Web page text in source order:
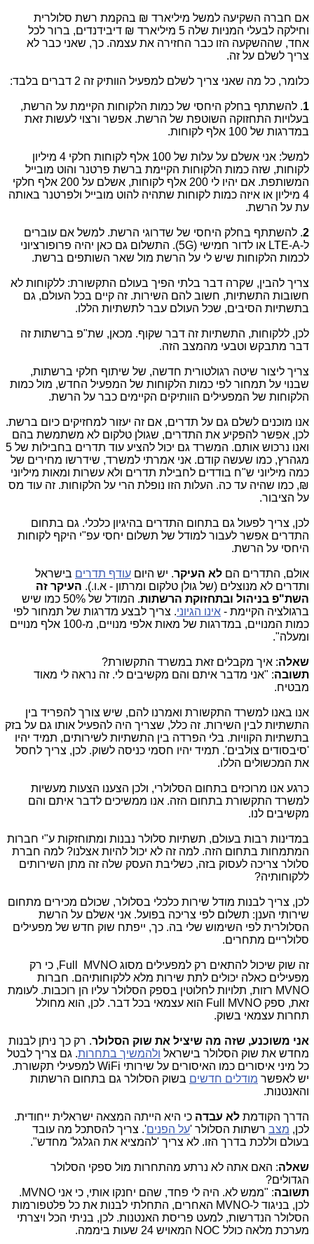
אם חברה השקיעה למשל מיליארד ₪ בהקמת רשת סלולרית
וחילקה לבעלי המניות שלה 5 מיליארד ₪ דיבידנדים, ברור לכל
אחד, שההשקעה הזו כבר החזירה את עצמה. כך, שאני כבר לא
צריך לשלם על זה.
כלומר, כל מה שאני צריך לשלם למפעיל הוותיק זה 2 דברים בלבד:
1. להשתתף בחלק היחסי של כמות הלקוחות הקיימת על הרשת,
בעלויות התחזוקה השוטפת של הרשת. אפשר ורצוי לעשות זאת
במדרגות של 100 אלף לקוחות.
למשל: אני אשלם על עלות של 100 אלף לקוחות חלקי 4 מיליון
לקוחות, שזה כמות הלקוחות הקיימת ברשת פרטנר והוט מובייל
המשותפת. אם יהיו לי 200 אלף לקוחות, אשלם על 200 אלף חלקי
4 מיליון או איזה כמות לקוחות שתהיה להוט מובייל ולפרטנר באותה
עת על הרשת.
2. להשתתף בחלק היחסי של שדרוגי הרשת. למשל אם עוברים
ל-LTE-A או לדור חמישי (5G). התשלום גם כאן יהיה פרופורציוני
לכמות הלקוחות שיש לי על הרשת מול שאר השותפים ברשת.
צריך להבין, שקרה דבר בלתי הפיך בעולם התקשורת: ללקוחות לא
חשובות התשתיות, חשוב להם השירות. זה קיים בכל העולם, גם
בתשתיות הסיבים, שכל העולם עבר לתשתיות הללו.
לכן, ללקוחות, התשתיות זה דבר שקוף. מכאן, שת"פ ברשתות זה
דבר מתבקש וטבעי מהמצב הזה.
צריך ליצור שיטה רגולטורית חדשה, של שיתוף חלקי ברשתות,
שבנוי על תמחור לפי כמות הלקוחות של המפעיל החדש, מול כמות
הלקוחות של המפעילים הוותיקים הקיימים כבר על הרשת.
אנו מוכנים לשלם גם על תדרים, אם זה יעזור למחזיקים כיום ברשת.
לכן, אפשר להפקיע את התדרים, שגולן טלקום לא משתמשת בהם
ואנו נרכוש אותם. המשרד גם יכול להציע עוד תדרים בחבילות של 5
מגהרץ, כמו שעשה קודם. אני אמרתי למשרד, שידרשו מחירים של
כמה מיליוני ש"ח בודדים לחבילת תדרים ולא עשרות ומאות מיליוני
₪, כמו שהיה עד כה. העלות הזו נופלת הרי על הלקוחות. זה עוד מס
על הציבור.
לכן, צריך לפעול גם בתחום התדרים בהיגיון כלכלי. גם בתחום
התדרים אפשר לעבור למודל של תשלום יחסי עפ"י היקף לקוחות
היחסי על הרשת.
אולם, התדרים הם לא העיקר. יש היום עודף תדרים בישראל
ותדרים לא מנוצלים (של גולן טלקום ומרתון - א.ו.). העיקר זה
השת"פ בניהול ובתחזוקת הרשתות
. המודל של 50% כמו שיש
ברגולציה הקיימת - אינו הגיוני. צריך לבצע מדרגות של תמחור לפי
כמות המנויים, במדרגות של מאות אלפי מנויים, מ-100 אלף מנויים
ומעלה".
שאלה: איך מקבלים זאת במשרד התקשורת?
תשובה: "אני מדבר איתם והם מקשיבים לי. זה נראה לי מאוד
מבטיח.
אנו באנו למשרד התקשורת ואמרנו להם, שיש צורך להפריד בין
התשתיות לבין השירות. זה כלל, שצריך היה להפעיל אותו גם על בזק
בתשתיות הקוויות. בלי הפרדה בין התשתיות לשירותים, תמיד יהיו
'סיבסודים צולבים'. תמיד יהיו חסמי כניסה לשוק. לכן, צריך לחסל
את המכשולים הללו.
כרגע אנו מרוכזים בתחום הסלולרי, ולכן הצענו הצעות מעשיות
למשרד התקשורת בתחום הזה. אנו ממשיכים לדבר איתם והם
מקשיבים לנו.
במדינות רבות בעולם, תשתיות סלולר נבנות ומתוחזקות ע"י חברות
המתמחות בתחום הזה. למה זה לא יכול להיות אצלנו? למה חברת
סלולר צריכה לעסוק בזה, כשליבת העסק שלה זה מתן השירותים
ללקוחותיה?
לכן, צריך לבנות מודל שירות כלכלי בסלולר, שכולם מכירים מתחום
שירותי הענן: תשלום לפי צריכה בפועל. אני אשלם על הרשת
הסלולרית לפי השימוש שלי בה. כך, ייפתח שוק חדש של מפעילים
סלולריים מתחרים.
זה שוק שיכול להתאים רק למפעילים מסוג Full MVNO, כי רק
מפעילים כאלה יכולים לתת שירות מלא ללקוחותיהם. חברות
MVNO רזות, תלויות לחלוטין בספק הסלולר עליו הן רוכבות. לעומת
זאת, ספק Full MVNO הוא עצמאי בכל דבר. לכן, הוא מחולל
תחרות עצמאי בשוק.
אני משוכנע, שזה מה שיציל את שוק הסלולר. רק כך ניתן לבנות
מחדש את שוק הסלולר בישראל ולהמשיך בתחרות. גם צריך לבטל
כל מיני איסורים כמו האיסורים על שירותי WiFi למפעילי תקשורת.
יש לאפשר מודלים חדשים בשוק הסלולר גם בתחום הרשתות
והאנטנות.
הדרך הקודמת לא עבדה כי היא הייתה המצאה ישראלית ייחודית.
לכן, מצב רשתות הסלולר 'על הפנים'. צריך להסתכל מה עובד
בעולם וללכת בדרך הזו. לא צריך 'להמציא את הגלגל' מחדש".
שאלה: האם אתה לא נרתע מהתחרות מול ספקי הסלולר
הגדולים?
תשובה: "ממש לא. היה לי פחד, שהם יחנקו אותי, כי אני MVNO
.
לכן, בניגוד ל-MVNO האחרים, התחלתי לבנות את כל פלטפורמות
הסלולר הנדרשות, למעט פריסת האנטנות. לכן, בניתי הכל ויצרתי
מערכת מלאה כולל NOC המאויש 24 שעות ביממה.